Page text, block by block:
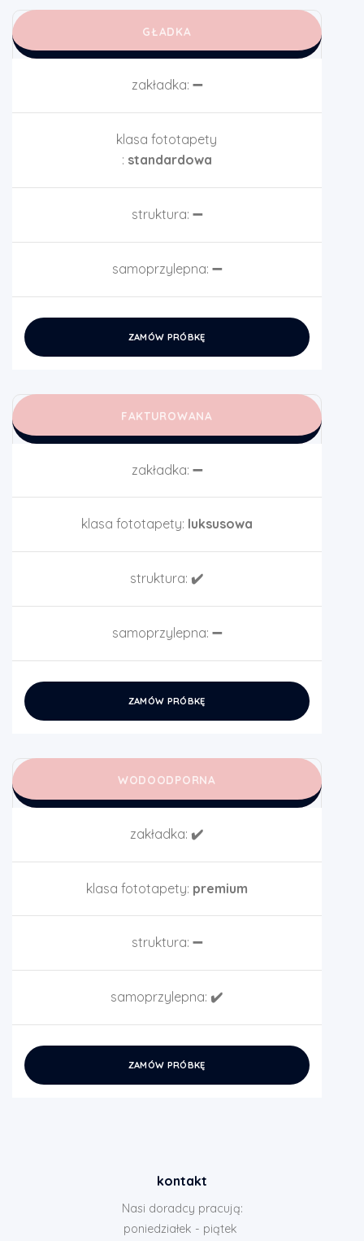
GŁADKA
zakładka: ➖
klasa fototapety
: standardowa
struktura: ➖
samoprzylepna: ➖
ZAMÓW PRÓBKĘ
FAKTUROWANA
zakładka: ➖
klasa fototapety: luksusowa
struktura: ✔️
samoprzylepna: ➖
ZAMÓW PRÓBKĘ
WODOODPORNA
zakładka: ✔️
klasa fototapety: premium
struktura: ➖
samoprzylepna: ✔️
ZAMÓW PRÓBKĘ
kontakt
Nasi doradcy pracują:
poniedziałek - piątek